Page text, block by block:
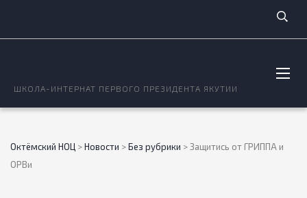
ШКОЛА-ИНТЕРНАТ ПЕРВОГО ПРЕЗИДЕНТА ЯКУТИИ
Октёмский НОЦ >Новости >Без рубрики >Защитись от ГРИППА и
ОРВи